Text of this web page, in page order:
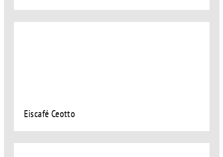
Eiscafé Ceotto